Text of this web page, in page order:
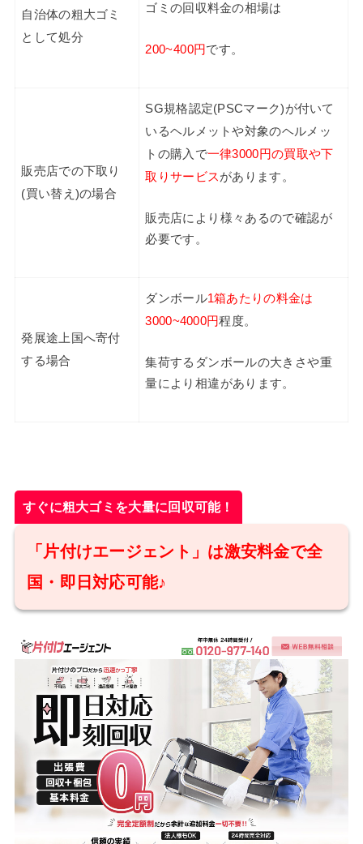
自治体の粗大ゴミ
として処分
ゴミの回収料金の相場は
200~400円です。
販売店での下取り
(買い替え)の場合
SG規格認定(PSCマーク)が付いて
いるヘルメットや対象のヘルメッ
トの購入で一律3000円の買取や下
取りサービスがあります。
販売店により様々あるので確認が
必要です。
発展途上国へ寄付
する場合
ダンボール1箱あたりの料金は
3000~4000円程度。
集荷するダンボールの大きさや重
量により相違があります。
すぐに粗大ゴミを大量に回収可能！
「片付けエージェント」は激安料金で全
国・即日対応可能♪